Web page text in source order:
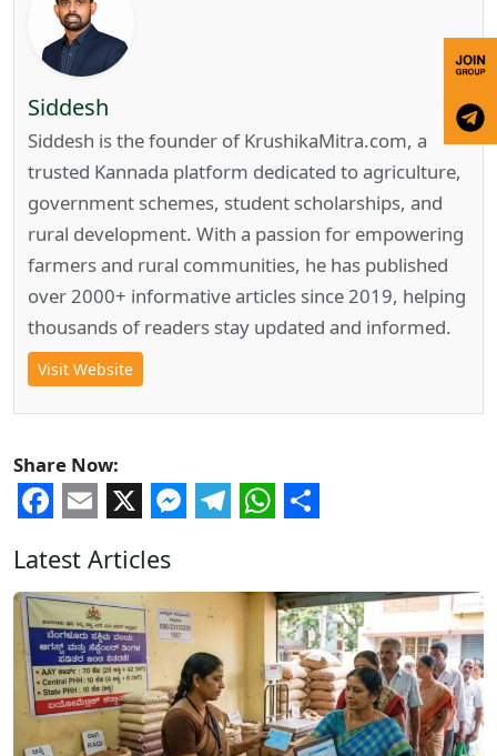
Siddesh
Siddesh is the founder of KrushikaMitra.com, a
trusted Kannada platform dedicated to agriculture,
government schemes, student scholarships, and
rural development. With a passion for empowering
farmers and rural communities, he has published
over 2000+ informative articles since 2019, helping
thousands of readers stay updated and informed.
Visit Website
Share Now:
Facebook
Email
X Messenger
Telegram
WhatsApp
Share
Latest Articles